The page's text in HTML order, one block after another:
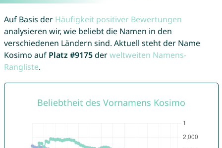
Auf Basis der Häufigkeit positiver Bewertungen
analysieren wir, wie beliebt die Namen in den
verschiedenen Ländern sind. Aktuell steht der Name
Kosimo auf Platz #9175derweltweiten Namens-
Rangliste.